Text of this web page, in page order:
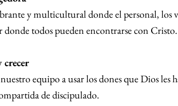
y multicultural donde el personal, los
todos pueden encontrarse con Cristo.
crecer
equipo a usar los dones que Dios
de discipulado.